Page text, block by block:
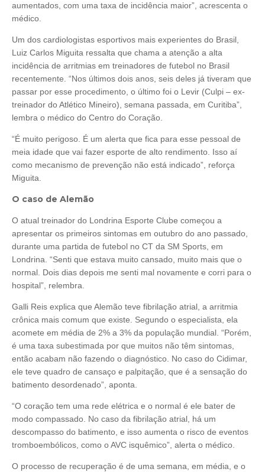
aumentados, com uma taxa de incidência maior”, acrescenta o
médico.
Um dos cardiologistas esportivos mais experientes do Brasil,
Luiz Carlos Miguita ressalta que chama a atenção a alta
incidência de arritmias em treinadores de futebol no Brasil
recentemente. “Nos últimos dois anos, seis deles já tiveram que
passar por esse procedimento, o último foi o Levir (Culpi – ex-
treinador do Atlético Mineiro), semana passada, em Curitiba”,
lembra o médico do Centro do Coração.
“É muito perigoso. É um alerta que fica para esse pessoal de
meia idade que vai fazer esporte de alto rendimento. Isso aí
como mecanismo de prevenção não está indicado”, reforça
Miguita.
O caso de Alemão
O atual treinador do Londrina Esporte Clube começou a
apresentar os primeiros sintomas em outubro do ano passado,
durante uma partida de futebol no CT da SM Sports, em
Londrina. “Senti que estava muito cansado, muito mais que o
normal. Dois dias depois me senti mal novamente e corri para o
hospital”, relembra.
Galli Reis explica que Alemão teve fibrilação atrial, a arritmia
crônica mais comum que existe. Segundo o especialista, ela
acomete em média de 2% a 3% da população mundial. “Porém,
é uma taxa subestimada por que muitos não têm sintomas,
então acabam não fazendo o diagnóstico. No caso do Cidimar,
ele teve quadro de cansaço e palpitação, que é a sensação do
batimento desordenado”, aponta.
“O coração tem uma rede elétrica e o normal é ele bater de
modo compassado. No caso da fibrilação atrial, há um
descompasso do batimento, e isso aumenta o risco de eventos
tromboembólicos, como o AVC isquêmico”, alerta o médico.
O processo de recuperação é de uma semana, em média, e o